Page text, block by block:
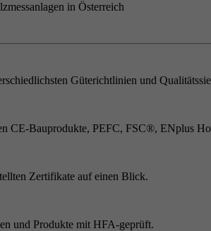
in Österreich
Güterichtlinien und
CE-Bauprodukte, PEFC, FSC®, ENplus
Zertifikate auf einen Blick.
und Produkte mit HFA-geprüft.